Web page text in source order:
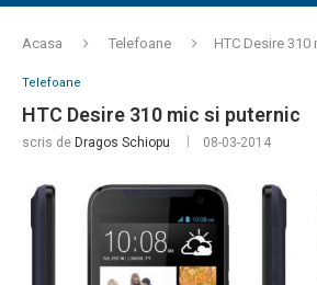
Acasa Telefoane HTC Desire
Telefoane
HTC Desire 310 mic si puternic
scris de Dragos Schiopu 08-03-2014